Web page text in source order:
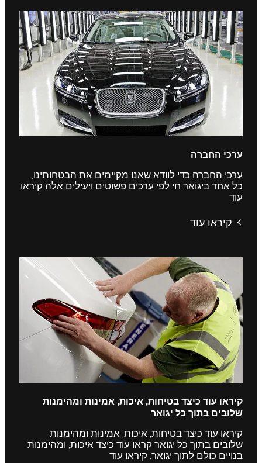
ערכי החברה
ערכי החברה כדי לוודא שאנו מקיימים את הבטחותינו,
כל אחד ביגואר חי לפי ערכים פשוטים ויעילים אלה קיראו
עוד
קיראו עוד
קיראו עוד כיצד בטיחות, איכות, אמינות ומהימנות
שלובים בתוך כל יגואר
קיראו עוד כיצד בטיחות, איכות, אמינות ומהימנות
שלובים בתוך כל יגואר קראו עוד כיצד איכות, ומהימנות
בנויים כולם לתוך יגואר. קיראו עוד